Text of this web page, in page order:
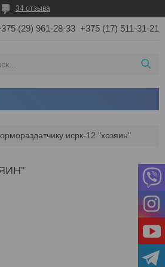
34 отзыва
(29) 961-28-33 +375 (17) 511-31-21
исрк-12 "хозяин"